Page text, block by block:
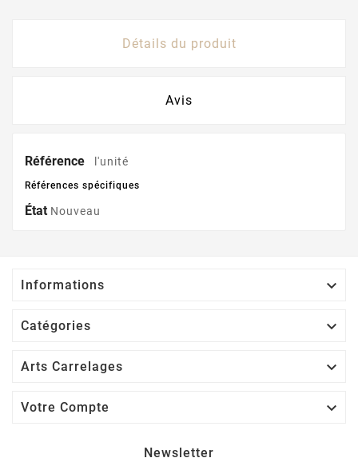
Détails du produit
Avis
Référence l'unité
Références spécifiques
État Nouveau
Informations 
Catégories 
Arts Carrelages 
Votre Compte 
Newsletter